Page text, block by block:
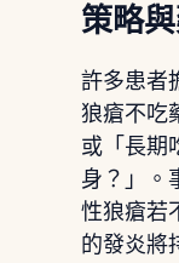
策略
許多患者
狼瘡不吃
或「長期
身？」。
性狼瘡若
的發炎將